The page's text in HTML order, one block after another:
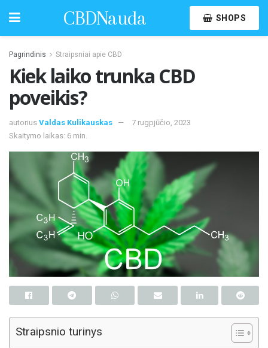
CBDNauda SHOPS
Pagrindinis Straipsniai apie CBD
Kiek laiko trunka CBD
poveikis?
autorius Valdas Kulikauskas
7 rugpjūčio, 2023
Skaitymo laikas: 6 min.
Straipsnio turinys